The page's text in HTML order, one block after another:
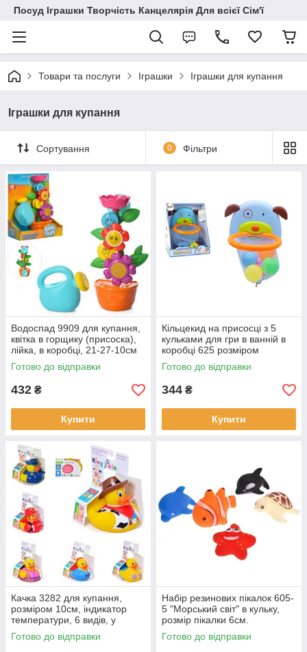
Посуд Іграшки Творчість Канцелярія Для всієї Сім'ї
Товари та послуги Іграшки Іграшки для купання
Іграшки для купання
Сортування 0 Фільтри
Водоспад 9909 для купання,
квітка в горщику (присоска),
лійка, в коробці, 21-27-10см
Готово до відправки
432 ₴
Купити
Кільцекид на присосці з 5
кульками для гри в ванній в
коробці 625 розміром
25*18*21см
Готово до відправки
344 ₴
Купити
Качка 3282 для купання,
розміром 10см, індикатор
температури, 6 видів, у
коробці, 10-13-8см
Готово до відправки
Набір резинових пікалок 605-
5 "Морський світ" в кульку,
розмір пікалки 6см.
Готово до відправки